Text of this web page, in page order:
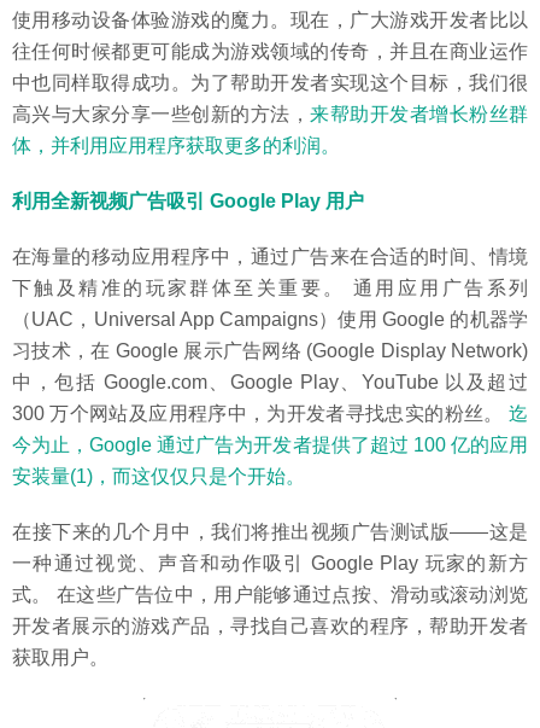
使用移动设备体验游戏的魔力。现在，广大游戏开发者比以
往任何时候都更可能成为游戏领域的传奇，并且在商业运作
中也同样取得成功。为了帮助开发者实现这个目标，我们很
高兴与大家分享一些创新的方法，来帮助开发者增长粉丝群
体，并利用应用程序获取更多的利润。
利用全新视频广告吸引 Google Play 用户
在海量的移动应用程序中，通过广告来在合适的时间、情境
下触及精准的玩家群体至关重要。 通用应用广告系列
（UAC，Universal App Campaigns）使用 Google 的机器学
习技术，在 Google 展示广告网络 (Google Display Network)
中，包括 Google.com、Google Play、YouTube 以及超过
300 万个网站及应用程序中，为开发者寻找忠实的粉丝。 迄
今为止，Google 通过广告为开发者提供了超过 100 亿的应用
安装量(1)，而这仅仅只是个开始。
在接下来的几个月中，我们将推出视频广告测试版——这是
一种通过视觉、声音和动作吸引 Google Play 玩家的新方
式。 在这些广告位中，用户能够通过点按、滑动或滚动浏览
开发者展示的游戏产品，寻找自己喜欢的程序，帮助开发者
获取用户。